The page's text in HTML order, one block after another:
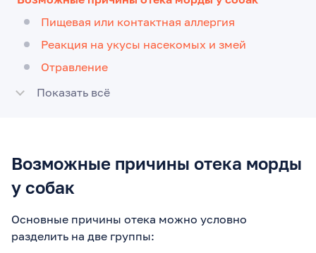
Пищевая или контактная аллергия
Реакция на укусы насекомых и змей
Отравление
Показать всё
Возможные причины отека морды
у собак
Основные причины отека можно условно
разделить на две группы: